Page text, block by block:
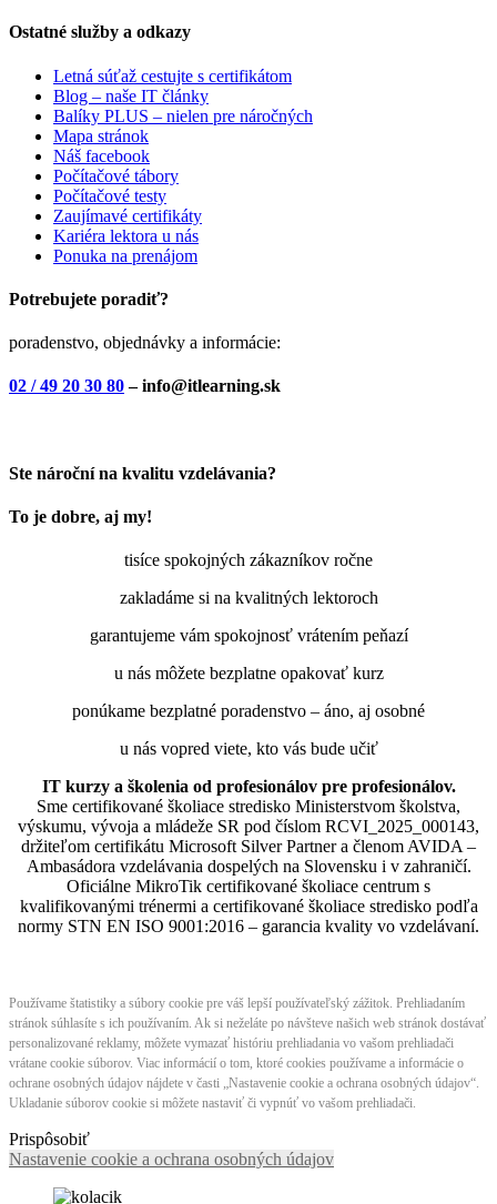
Ostatné služby a odkazy
Letná súťaž cestujte s certifikátom
Blog – naše IT články
Balíky PLUS – nielen pre náročných
Mapa stránok
Náš facebook
Počítačové tábory
Počítačové testy
Zaujímavé certifikáty
Kariéra lektora u nás
Ponuka na prenájom
Potrebujete poradiť?
poradenstvo, objednávky a informácie:
02 / 49 20 30 80– info@itlearning.sk
Ste nároční na kvalitu vzdelávania?
To je dobre, aj my!
tisíce spokojných zákazníkov ročne
zakladáme si na kvalitných lektoroch
garantujeme vám spokojnosť vrátením peňazí
u nás môžete bezplatne opakovať kurz
ponúkame bezplatné poradenstvo – áno, aj osobné
u nás vopred viete, kto vás bude učiť
IT kurzy a školenia od profesionálov pre profesionálov.
Sme certifikované školiace stredisko Ministerstvom školstva,
výskumu, vývoja a mládeže SR pod číslom RCVI_2025_000143,
držiteľom certifikátu Microsoft Silver Partner a členom AVIDA –
Ambasádora vzdelávania dospelých na Slovensku i v zahraničí.​​​​​​​​​​​​​​​​
Oficiálne MikroTik certifikované školiace centrum s
kvalifikovanými trénermi ​​​​​​​​​​a certifikované školiace stredisko podľa
normy STN EN ISO 9001:2016 – garancia kvality vo vzdelávaní.
Používame štatistiky a súbory cookie pre váš lepší používateľský zážitok. Prehliadaním
stránok súhlasíte s ich používaním. Ak si neželáte po návšteve našich web stránok dostávať
personalizované reklamy, môžete vymazať históriu prehliadania vo vašom prehliadači
vrátane cookie súborov. Viac informácií o tom, ktoré cookies používame a informácie o
ochrane osobných údajov nájdete v časti „Nastavenie cookie a ochrana osobných údajov“.
Ukladanie súborov cookie si môžete nastaviť či vypnúť vo vašom prehliadači.
Prispôsobiť
Nastavenie cookie a ochrana osobných údajov